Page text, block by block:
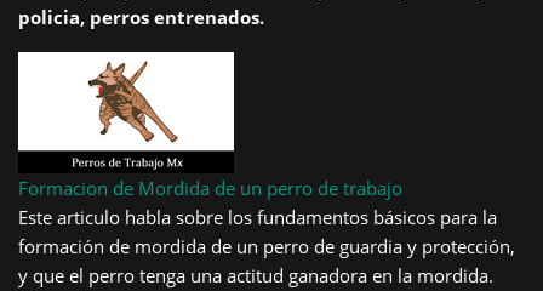
policia, perros entrenados.
Formacion de Mordida de un perro de trabajo
Este articulo habla sobre los fundamentos básicos para la
formación de mordida de un perro de guardia y protección,
y que el perro tenga una actitud ganadora en la mordida.